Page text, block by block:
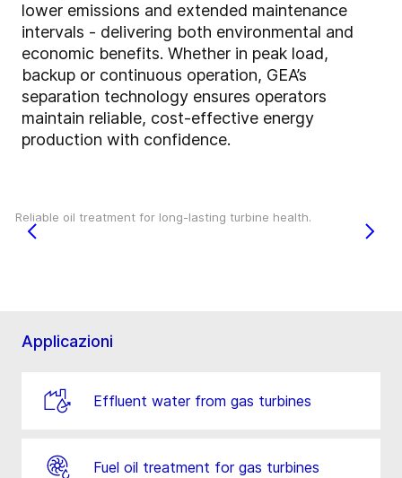
lower emissions and extended maintenance
intervals - delivering both environmental and
economic benefits. Whether in peak load,
backup or continuous operation, GEA’s
separation technology ensures operators
maintain reliable, cost-effective energy
production with confidence.
Reliable oil treatment for long-lasting turbine health.
Applicazioni
Effluent water from gas turbines
Fuel oil treatment for gas turbines